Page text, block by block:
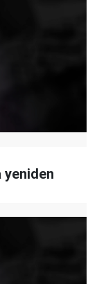
yeniden